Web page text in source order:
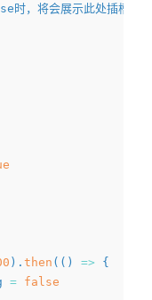
，将会展示此处插槽内容
) . then ( ( ) =>
{
= false